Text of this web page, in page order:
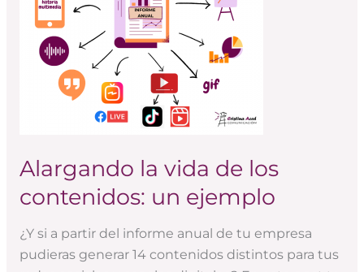
Alargando la vida de los
contenidos: un ejemplo
¿Y si a partir del informe anual de tu empresa
pudieras generar 14 contenidos distintos para tus
contenidos:
un
ejemplo